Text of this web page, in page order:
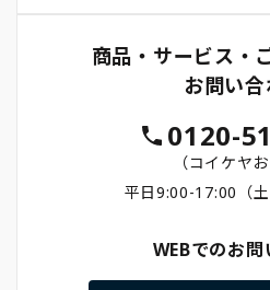
商品・サービス・
お問い合
0120-
（コイケヤお
平日9:00-17:00（土
WEBでのお